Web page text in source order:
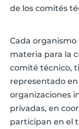
de los comités
Cada
materia para la
comité técnico,
representado
organizaciones
privadas, en
participan en el